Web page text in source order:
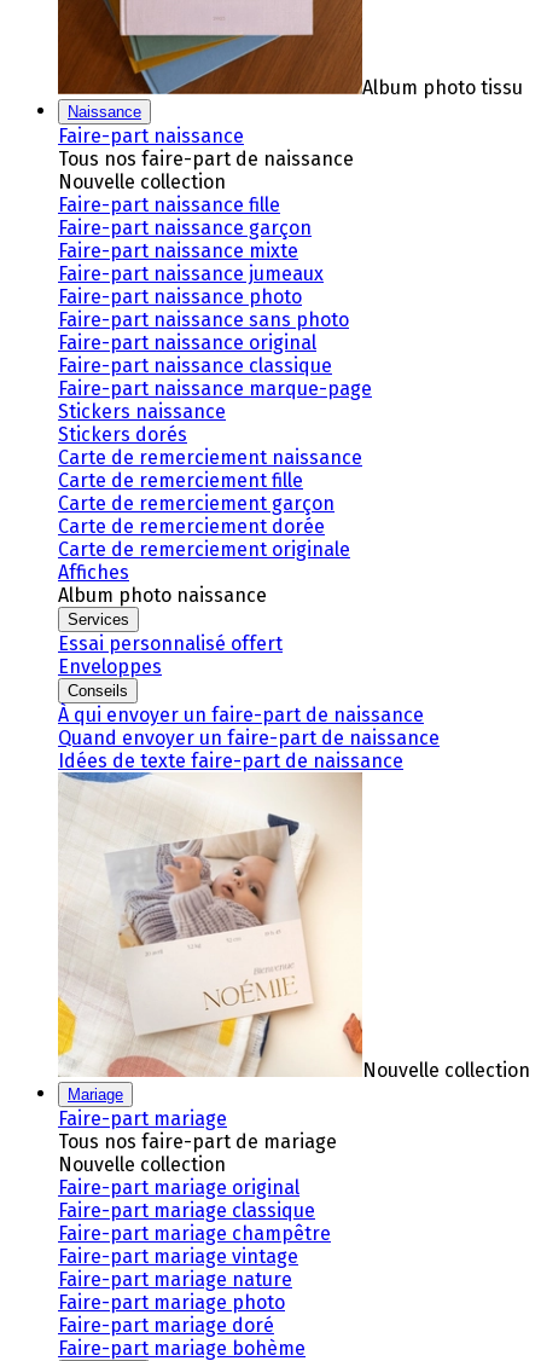
Album photo tissu
Naissance
Faire-part naissance
Tous nos faire-part de naissance
Nouvelle collection
Faire-part naissance fille
Faire-part naissance garçon
Faire-part naissance mixte
Faire-part naissance jumeaux
Faire-part naissance photo
Faire-part naissance sans photo
Faire-part naissance original
Faire-part naissance classique
Faire-part naissance marque-page
Stickers naissance
Stickers dorés
Carte de remerciement naissance
Carte de remerciement fille
Carte de remerciement garçon
Carte de remerciement dorée
Carte de remerciement originale
Affiches
Album photo naissance
Services
Essai personnalisé offert
Enveloppes
Conseils
À qui envoyer un faire-part de naissance
Quand envoyer un faire-part de naissance
Idées de texte faire-part de naissance
Nouvelle collection
Mariage
Faire-part mariage
Tous nos faire-part de mariage
Nouvelle collection
Faire-part mariage original
Faire-part mariage classique
Faire-part mariage champêtre
Faire-part mariage vintage
Faire-part mariage nature
Faire-part mariage photo
Faire-part mariage doré
Faire-part mariage bohème